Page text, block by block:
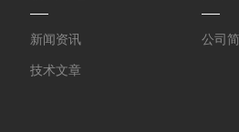
新闻资讯
技术文章
公司